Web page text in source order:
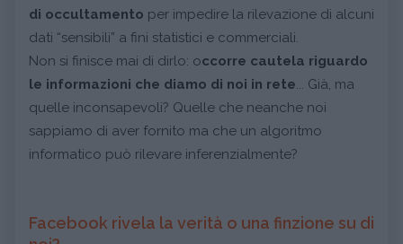
di occultamento per impedire la rilevazione di alcuni
dati “sensibili” a fini statistici e commerciali.
Non si finisce mai di dirlo: occorre cautela riguardo
le informazioni che diamo di noi in rete ... Già, ma
quelle inconsapevoli? Quelle che neanche noi
sappiamo di aver fornito ma che un algoritmo
informatico può rilevare inferenzialmente?
Facebook rivela la verità o una finzione su di